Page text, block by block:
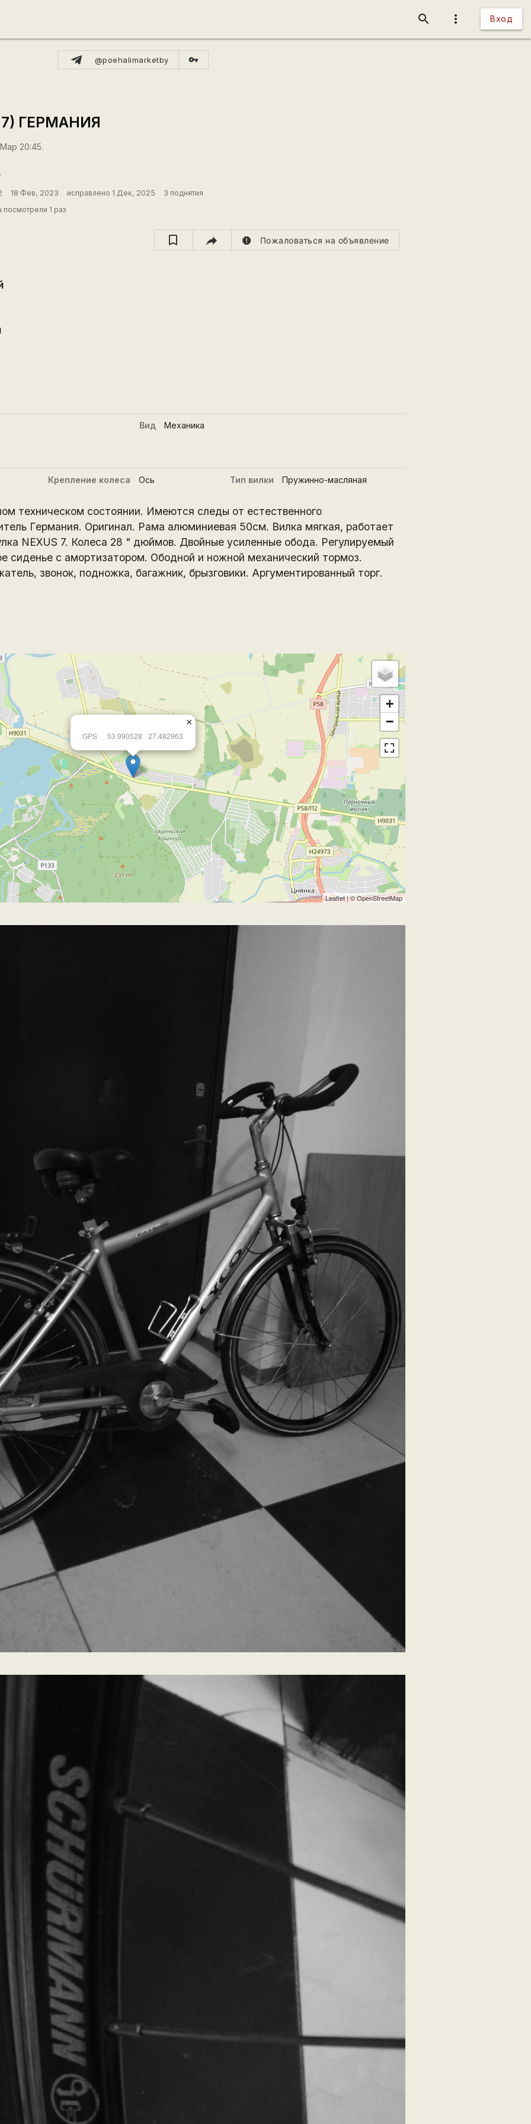
more_vert Вход
search
@poehalimarketby vpn_key
7) ГЕРМАНИЯ
20:45.
18 Фев, 2023 исправлено 1 Дек, 2025
3 поднятия
1 раз
report Пожаловаться на объявление
Вид Механика
Крепление колеса Ось Тип вилки Пружинно-масляная
техническом состоянии. Имеются следы от естественного
Германия. Оригинал. Рама алюминиевая 50см. Вилка мягкая, работает
NEXUS 7. Колеса 28 " дюймов. Двойные усиленные обода. Регулируемый
сиденье с амортизатором. Ободной и ножной механический тормоз.
звонок, подножка, багажник, брызговики. Аргументированный торг.
GPS 53.990528 27.482963
×
+
−
Leaflet| ©OpenStreetMap